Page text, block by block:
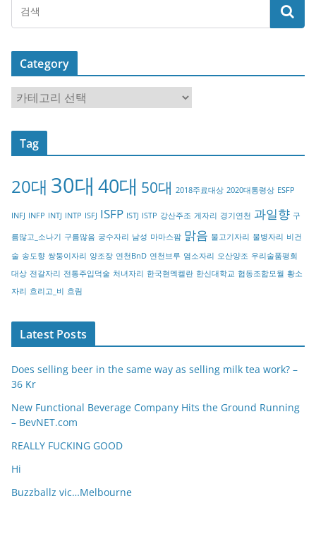
Category
a
t
o
y
Tag
20대 30대 40대 50대 2018주료대상 2020대통령상 ESFP
INFJ INFP INTJ INTP ISFJ ISFP ISTJ ISTP 강산주조 게자리 경기연천 과일향 구
름많고_소나기 구름많음 궁수자리 남성 마마스팜 맑음 물고기자리 물병자리 비건
술 송도향 쌍둥이자리 양조장 연천BnD 연천브루 염소자리 오산양조 우리술품평회
대상 전갈자리 전통주입덕술 처녀자리 한국현멕켈란 한신대학교 협동조합모월 황소
자리 흐리고_비 흐림
Latest Posts
Does selling beer in the same way as selling milk tea work? –
36 Kr
New Functional Beverage Company Hits the Ground Running
– BevNET.com
REALLY FUCKING GOOD
Hi
Buzzballz vic…Melbourne